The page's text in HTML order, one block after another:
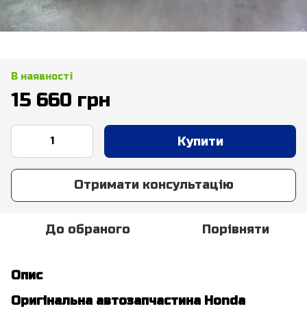
В наявності
15 660 грн
Купити
Отримати консультацію
До обраного Порівняти
Опис
Оригінальна автозапчастина Honda